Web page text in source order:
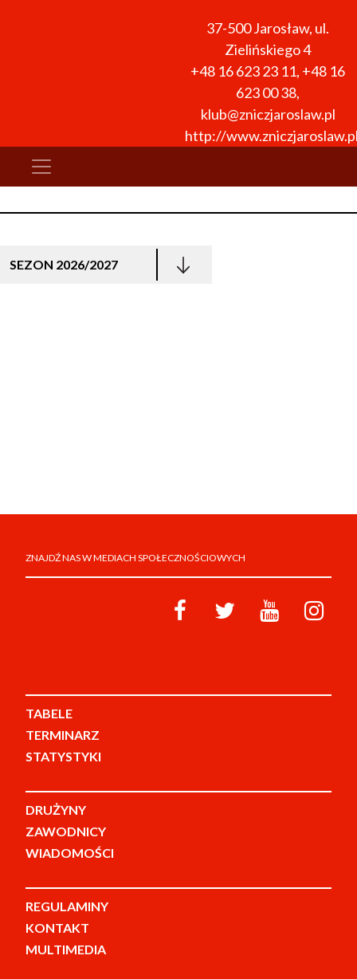
37-500Jarosław, ul.
Zielińskiego 4
+48 16 623 23 11, +48 16
623 00 38,
klub@zniczjaroslaw.pl
http://
SEZON 2026/2027
ZNAJDŹ NAS W MEDIACH SPOŁECZNOŚCIOWYCH
TABELE
TERMINARZ
STATYSTYKI
DRUŻYNY
ZAWODNICY
WIADOMOŚCI
REGULAMINY
KONTAKT
MULTIMEDIA